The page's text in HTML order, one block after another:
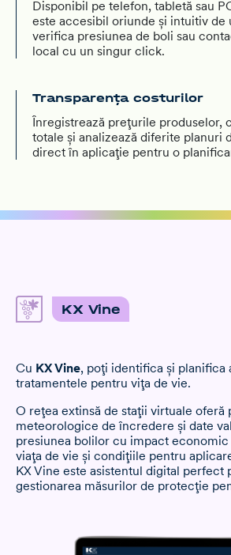
Disponibil pe telefon, tabletă sau
este accesibil oriunde și intuitiv de
verifica presiunea de boli sau
local cu un singur click.
Transparența costurilor
Înregistrează prețurile produselor,
totale și analizează diferite planuri
direct în aplicație pentru o
KX Vine
Cu KX Vine, poți identifica și planifica
tratamentele pentru vița de vie.
O rețea extinsă de stații virtuale oferă
meteorologice de încredere și date
presiunea bolilor cu impact
viața de vie și condițiile pentru
KX Vine este asistentul digital perfect
gestionarea măsurilor de protecție